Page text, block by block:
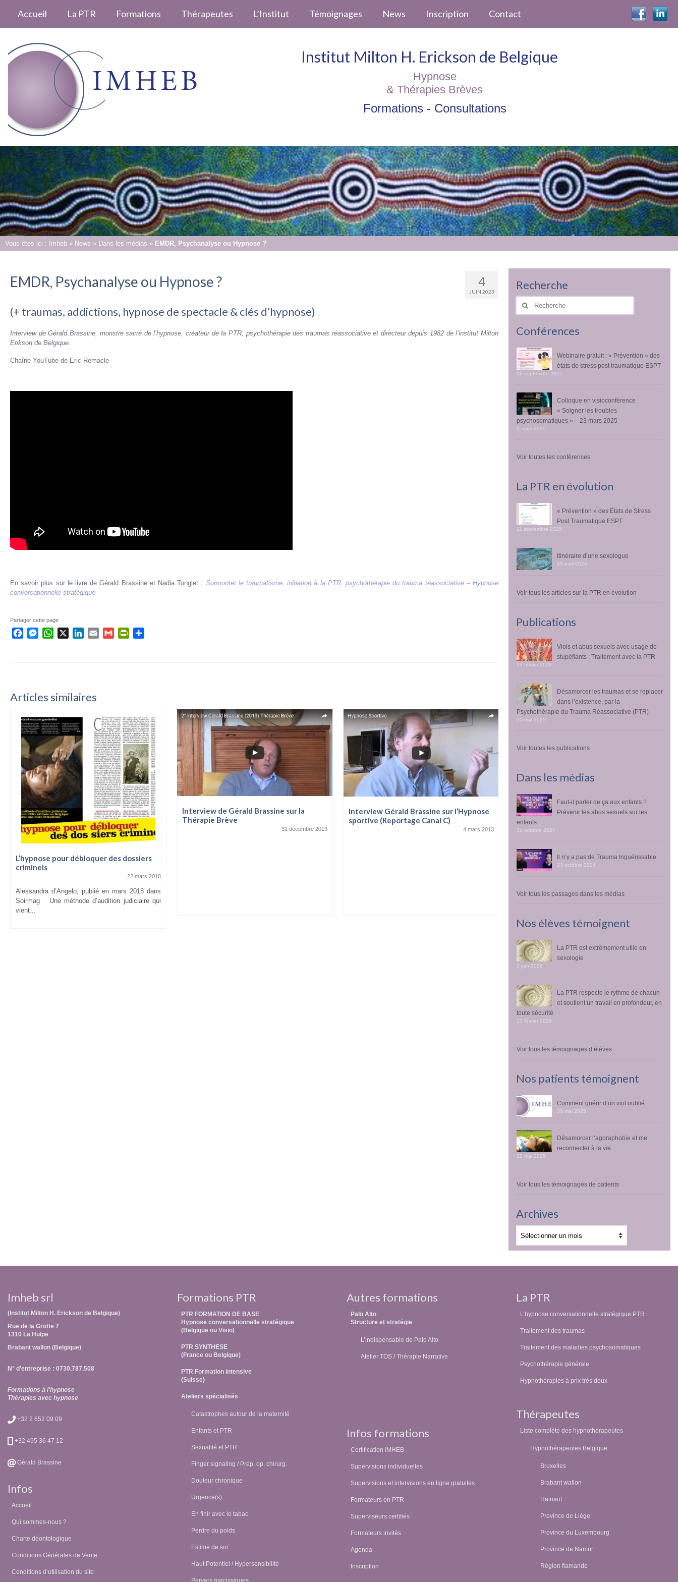
Accueil La PTR Formations Thérapeutes L’Institut Témoignages News Inscription Contact
Institut Milton H. Erickson de Belgique
Hypnose
& Thérapies Brèves
Formations - Consultations
Vous êtes ici : Imheb » News » Dans les médias » EMDR, Psychanalyse ou Hypnose ?
4
JUIN 2023
EMDR, Psychanalyse ou Hypnose ?
(+ traumas, addictions, hypnose de spectacle & clés d’hypnose)
Interview de Gérald Brassine, monstre sacré de l’hypnose, créateur de la PTR, psychothérapie des traumas réassociative et directeur depuis 1982 de l’institut Milton
Erikson de Belgique.
Chaîne YouTube de Eric Remacle
En savoir plus sur le livre de Gérald Brassine et Nadia Tonglet : Surmonter le traumatisme, initiation à la PTR, psychothérapie du trauma réassociative – Hypnose
conversationnelle stratégique
Partager cette page
FacebookMessenger
WhatsAppLinkedIn
Email Gmail PrintFriendly
Articles similaires
L’hypnose pour débloquer des dossiers
criminels
22 mars 2018
Alessandra d’Angelo, publié en mars 2018 dans
Soirmag Une méthode d’audition judiciaire qui
vient...
Interview de Gérald Brassine sur la
Thérapie Brève
31 décembre 2013
Interview Gérald Brassine sur l’Hypnose
sportive (Reportage Canal C)
4 mars 2013
Interview de Gérald Brassine sur
l’hypnose – FR3 Nord Pas-de-Calais
Calais Matin, le jeudi 3 novembre 2016 sur
France...
Recherche
Rechercher
Conférences
Webinaire gratuit : « Prévention » des
états de stress post traumatique ESPT
16 septembre 2025
Colloque en visioconférence
« Soigner les troubles
psychosomatiques » – 23 mars 2025
3 mars 2025
Voir toutes les conférences
La PTR en évolution
« Prévention » des États de Stress
Post Traumatique ESPT
11 septembre 2025
Itinéraire d’une sexologue
15 avril 2024
Voir tous les articles sur la PTR en évolution
Publications
Viols et abus sexuels avec usage de
stupéfiants : Traitement avec la PTR
23 février 2026
Désamorcer les traumas et se replacer
dans l’existence, par la
Psychothérapie du Trauma Réassociative (PTR)
20 mai 2025
Voir toutes les publications
Dans les médias
Faut-il parler de ça aux enfants ?
Prévenir les abus sexuels sur les
enfants
31 octobre 2024
Il n’y a pas de Trauma Inguérissable
23 octobre 2024
Voir tous les passages dans les médias
Nos élèves témoignent
La PTR est extrêmement utile en
sexologie
2 juin 2026
La PTR respecte le rythme de chacun
et soutient un travail en profondeur, en
toute sécurité
13 février 2026
Voir tous les témoignages d’élèves
Nos patients témoignent
Comment guérir d’un viol oublié
30 mai 2025
Désamorcer l’agoraphobie et me
reconnecter à la vie
22 mai 2025
Voir tous les témoignages de patients
Archives
Imheb srl
(Institut Milton H. Erickson de Belgique)
Rue de la Grotte 7
1310 La Hulpe
Brabant wallon (Belgique)
N° d'entreprise : 0730.787.508
Formations à l'hypnose
Thérapies avec hypnose
+32 2 652 09 09
+32 495 36 47 12
Gérald Brassine
Infos
Accueil
Qui sommes-nous ?
Charte déontologique
Conditions Générales de Vente
Conditions d’utilisation du site
Formations PTR
PTR FORMATION DE BASE
Hypnose conversationnelle stratégique
(Belgique ou Visio)
PTR SYNTHESE
(France ou Belgique)
PTR Formation intensive
(Suisse)
Ateliers spécialisés
Catastrophes autour de la maternité
Enfants et PTR
Sexualité et PTR
Finger signaling / Prép. op. chirurg.
Douleur chronique
Urgence(s)
En finir avec le tabac
Perdre du poids
Estime de soi
Haut Potentiel / Hypersensibilité
Pervers narcissiques
Autres formations
Palo Alto
Structure et stratégie
L’indispensable de Palo Alto
Atelier TOS / Thérapie Narrative
Infos formations
Certification IMHEB
Supervisions individuelles
Supervisions et intervisions en ligne gratuites
Formateurs en PTR
Superviseurs certifiés
Formateurs invités
Agenda
Inscription
La PTR
L’hypnose conversationnelle stratégique PTR
Traitement des traumas
Traitement des maladies psychosomatiques
Psychothérapie générale
Hypnothérapies à prix très doux
Thérapeutes
Liste complète des hypnothérapeutes
Hypnothérapeutes Belgique
Bruxelles
Brabant wallon
Hainaut
Province de Liège
Province du Luxembourg
Province de Namur
Région flamande